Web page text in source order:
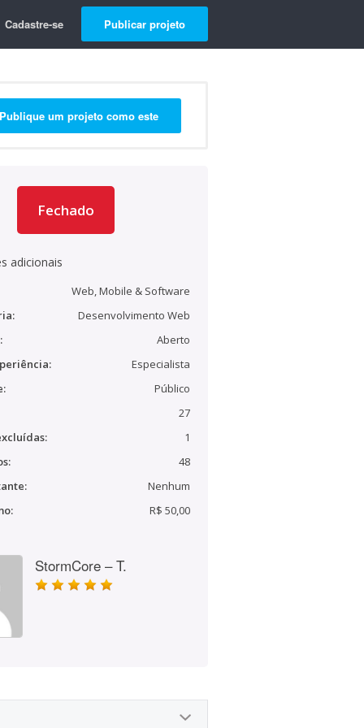
Cadastre-se Publicar projeto
Publique um projeto como este
Fechado
adicionais
Web, Mobile & Software
Desenvolvimento Web
Aberto
Especialista
Público
27
1
48
Nenhum
R$ 50,00
StormCore – T.